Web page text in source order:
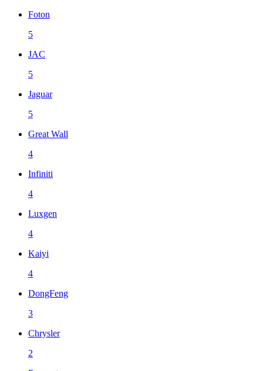
Foton
5
JAC
5
Jaguar
5
Great Wall
4
Infiniti
4
Luxgen
4
Kaiyi
4
DongFeng
3
Chrysler
2